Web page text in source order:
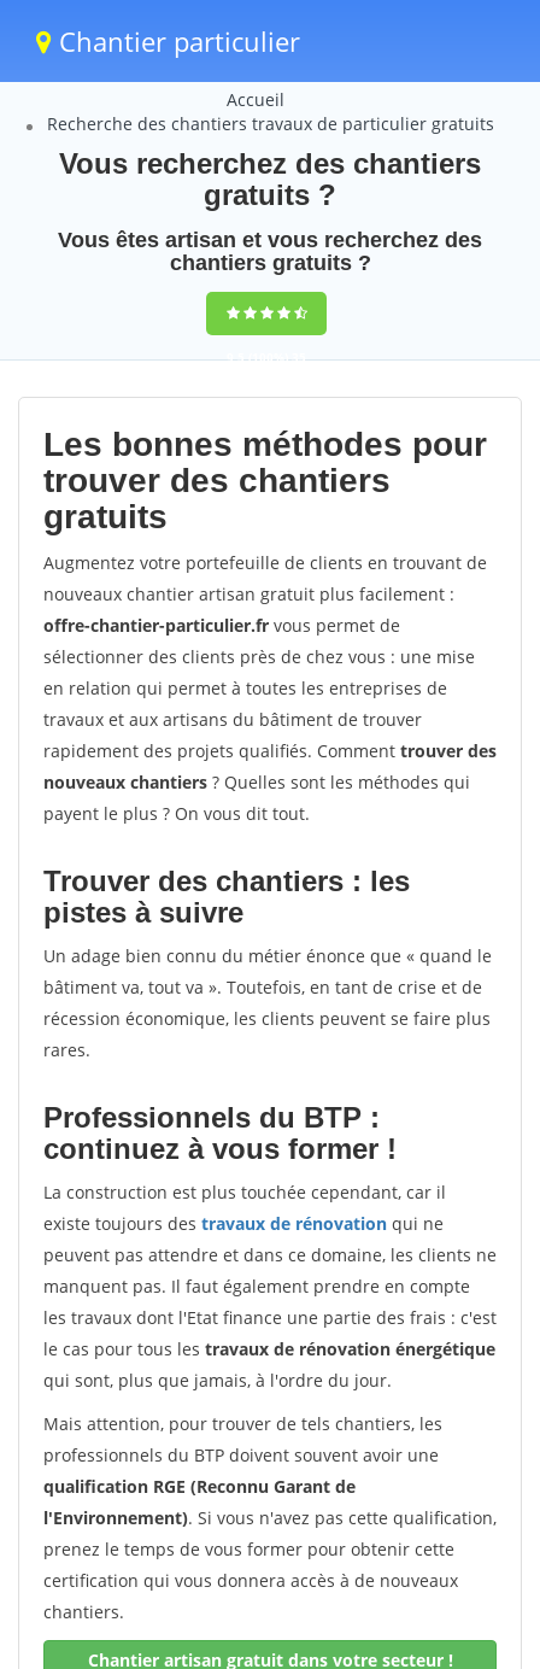
Chantier particulier
Accueil
Recherche des chantiers travaux de particulier gratuits
Vous recherchez des chantiers
gratuits ?
Vous êtes artisan et vous recherchez des
chantiers gratuits ?
9,5(100%)35
votes
Les bonnes méthodes pour
trouver des chantiers
gratuits
Augmentez votre portefeuille de clients en trouvant de
nouveaux chantier artisan gratuit plus facilement :
offre-chantier-particulier.fr vous permet de
sélectionner des clients près de chez vous : une mise
en relation qui permet à toutes les entreprises de
travaux et aux artisans du bâtiment de trouver
rapidement des projets qualifiés. Comment trouver des
nouveaux chantiers ? Quelles sont les méthodes qui
payent le plus ? On vous dit tout.
Trouver des chantiers : les
pistes à suivre
Un adage bien connu du métier énonce que « quand le
bâtiment va, tout va ». Toutefois, en tant de crise et de
récession économique, les clients peuvent se faire plus
rares.
Professionnels du BTP :
continuez à vous former !
La construction est plus touchée cependant, car il
existe toujours des travaux de rénovation qui ne
peuvent pas attendre et dans ce domaine, les clients ne
manquent pas. Il faut également prendre en compte
les travaux dont l'Etat finance une partie des frais : c'est
le cas pour tous les travaux de rénovation énergétique
qui sont, plus que jamais, à l'ordre du jour.
Mais attention, pour trouver de tels chantiers, les
professionnels du BTP doivent souvent avoir une
qualification RGE (Reconnu Garant de
l'Environnement). Si vous n'avez pas cette qualification,
prenez le temps de vous former pour obtenir cette
certification qui vous donnera accès à de nouveaux
chantiers.
Chantier artisan gratuit dans votre secteur !